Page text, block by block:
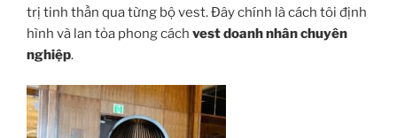
trị tinh thần qua từng bộ vest. Đây chính là cách tôi định
hình và lan tỏa phong cách vest doanh nhân chuyên
nghiệp.